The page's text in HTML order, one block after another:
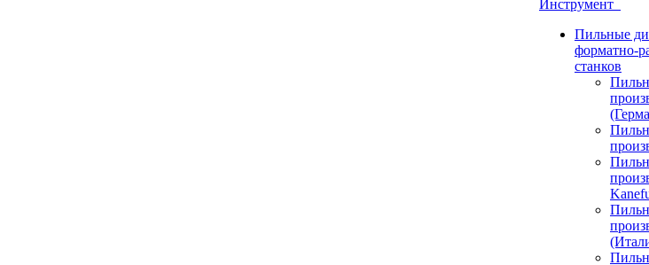
Инструмент
Пильные
форматно-
станков